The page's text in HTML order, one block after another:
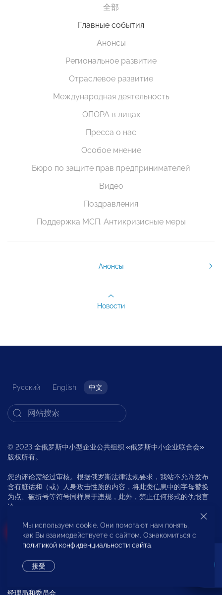
全部
Главные события
Анонсы
Региональное развитие
Отраслевое развитие
Международная деятельность
ОПОРА в лицах
Пресса о нас
Особое мнение
Бюро по защите прав предпринимателей
Видео
Поздравления
Поддержка МСП. Антикризисные меры
Анонсы
Новости
Русский English 中文
© 2023 全俄罗斯中小型企业公共组织 «俄罗斯中小企业联合会»
版权所有。
您的评论需经过审核。根据俄罗斯法律法规要求，我站不允许发布
含有脏话和（或）人身攻击性质的内容，将此类信息中的字母替换
为点、破折号等符号同样属于违规，此外，禁止任何形式的仇恨言
论。
Вступи в «ОПОРУ»
关于俄罗斯中小企业联合会 (ABOUT “OPORA RUSSIA”)
经理局和委员会
Мы используем cookie. Они помогают нам понять,
как Вы взаимодействуете с сайтом. Ознакомиться с
политикой конфиденциальности сайта.
接受